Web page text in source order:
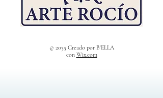
© 2035 Creado por B'ELLA
con Wix.com